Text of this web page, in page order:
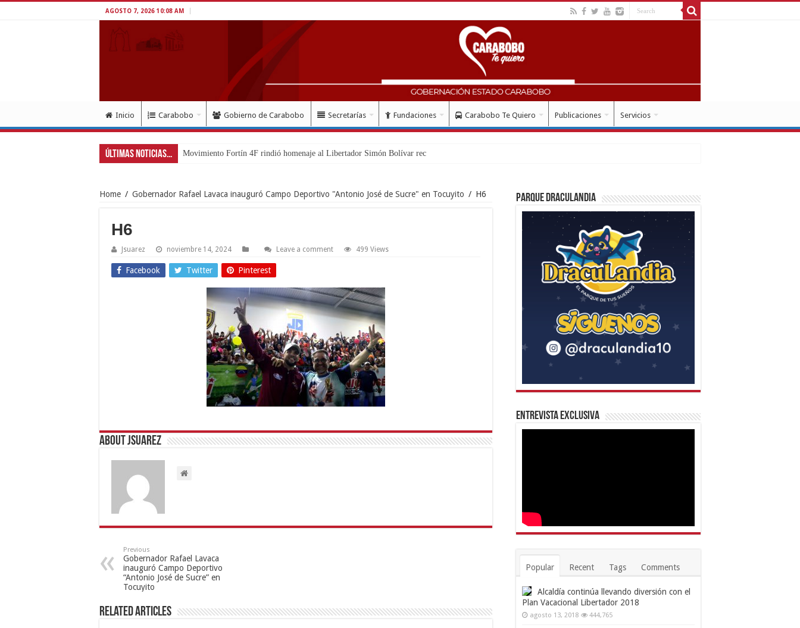
AGOSTO 7, 2026 10:08 AM
Inicio Carabobo Gobierno de Carabobo Secretarías Fundaciones Carabobo Te Quiero Publicaciones Servicios
Últimas Noticias... Movimiento Fortín 4F rindió homenaje al Libertador Simón Bolívar recordando su gesta
Home / Gobernador Rafael Lavaca inauguró Campo Deportivo "Antonio José de Sucre" en Tocuyito / H6
H6
Jsuarez noviembre 14, 2024 Leave a comment 499 Views
Facebook Twitter Pinterest
About Jsuarez
Previous
Gobernador Rafael Lavaca
inauguró Campo Deportivo
“Antonio José de Sucre” en
Tocuyito
Related Articles
Parque Draculandia
Entrevista Exclusiva
Popular Recent Tags Comments
Alcaldía continúa llevando diversión con el
Plan Vacacional Libertador 2018
agosto 13, 2018 444,765